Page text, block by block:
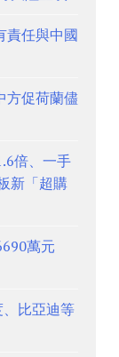
責任與中國
方促荷蘭儘
倍、一手
新「超購
萬元
比亞迪等